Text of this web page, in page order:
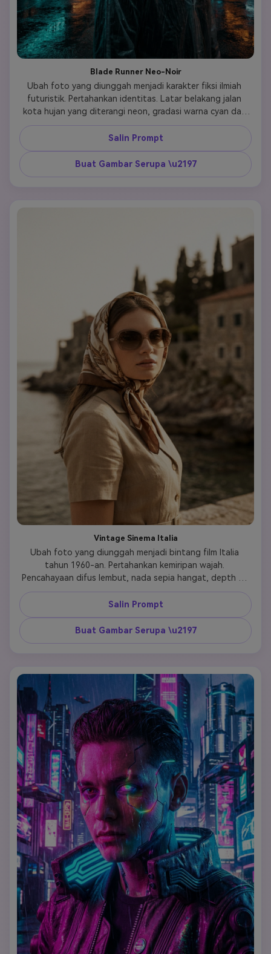
Blade Runner Neo-Noir
Ubah foto yang diunggah menjadi karakter fiksi ilmiah
futuristik. Pertahankan identitas. Latar belakang jalan
kota hujan yang diterangi neon, gradasi warna cyan dan
oranye. Pantulan trotoar basah, jas hujan transparan,
Salin Prompt
Buat Gambar Serupa \u2197
Vintage Sinema Italia
Ubah foto yang diunggah menjadi bintang film Italia
tahun 1960-an. Pertahankan kemiripan wajah.
Pencahayaan difus lembut, nada sepia hangat, depth of
field dangkal. Latar belakang Mediterania, butiran film
vintage, estetika ala Fellini, suasana romantis dan
nostalgik.
Salin Prompt
Buat Gambar Serupa \u2197